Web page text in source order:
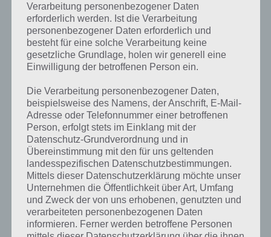
kannst du mit der Suche
schnell die Antworten und
Lösungen der über 300 Level
finden!
Du findest Lösungen auch ohne unsere Hilfe, indem du in der App
Münzen einsetzt. Da diese jedoch begrenzt sind, hast du hier stets
die Möglichkeit alle Antworten zu finden!
Die obige Lösung stimmt leider nicht mehr?
Wenn die Lösung, die wir dir oben “Bild: Qualle” vorgestellt haben,
nicht mehr aktuell sein sollte oder ein Wort in der Lösung von 94
Prozent fehlt, so teile uns die korrekten Lösungen einfach in den
Verarbeitung personenbezogener Daten
erforderlich werden. Ist die Verarbeitung
personenbezogener Daten erforderlich und
besteht für eine solche Verarbeitung keine
gesetzliche Grundlage, holen wir generell eine
Einwilligung der betroffenen Person ein.
Die Verarbeitung personenbezogener Daten,
beispielsweise des Namens, der Anschrift, E-Mail-
Adresse oder Telefonnummer einer betroffenen
Person, erfolgt stets im Einklang mit der
Datenschutz-Grundverordnung und in
Übereinstimmung mit den für uns geltenden
landesspezifischen Datenschutzbestimmungen.
Mittels dieser Datenschutzerklärung möchte unser
Unternehmen die Öffentlichkeit über Art, Umfang
und Zweck der von uns erhobenen, genutzten und
verarbeiteten personenbezogenen Daten
informieren. Ferner werden betroffene Personen